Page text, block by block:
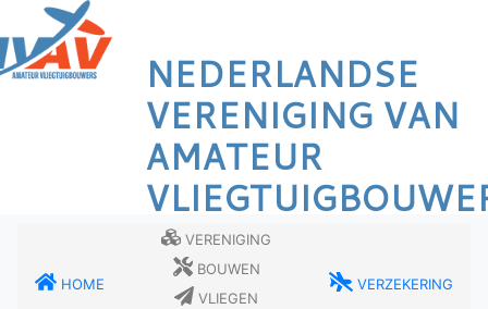
Overslaan
en
naar
NEDERLANDSE
VERENIGING VAN
AMATEUR
Home
Vereniging
Bouwen
Vliegen
Verzekering